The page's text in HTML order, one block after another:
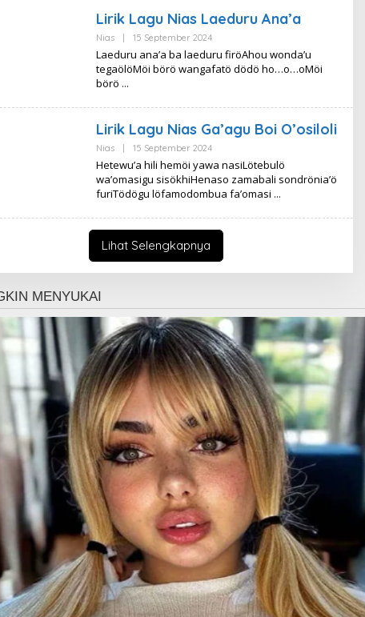
Lirik Lagu Nias Laeduru Ana’a
Nias 15 September 2024Oleh
Metro
Laeduru ana’a ba laeduru firöAhou wonda’u
tegaölöMöi börö wangafatö dödö ho…o…oMöi
börö
Lirik Lagu Nias Ga’agu Boi O’osiloli
Nias 15 September 2024Oleh
Metro
Hetewu’a hili hemöi yawa nasiLötebulö
wa’omasigu sisökhiHenaso zamabali sondrönia’ö
furiTödögu löfamodombua fa’omasi
Lihat Selengkapnya